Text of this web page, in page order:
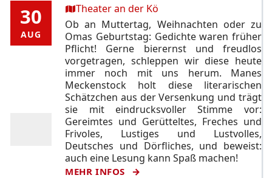
30
AUG
30
AUG
Ort:Theater an der Kö
Ob an Muttertag, Weihnachten oder zu
Omas Geburtstag: Gedichte waren früher
Pflicht! Gerne bierernst und freudlos
vorgetragen, schleppen wir diese heute
immer noch mit uns herum. Manes
Meckenstock holt diese literarischen
Schätzchen aus der Versenkung und trägt
sie mit eindrucksvoller Stimme vor:
Gereimtes und Gerütteltes, Freches und
Frivoles, Lustiges und Lustvolles,
Deutsches und Dörfliches, und beweist:
auch eine Lesung kann Spaß machen!
MEHR INFOS